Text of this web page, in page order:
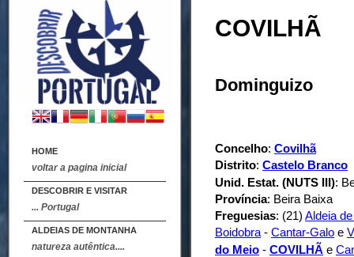
HOME
voltar a pagina inicial
DESCOBRIR E VISITAR
... Portugal
ALDEIAS DE MONTANHA
natureza autêntica....
COVILHÃ
Dominguizo
Concelho: Covilhã
Distrito: Castelo Branco
Unid. Estat. (NUTS III):
Província: Beira Baixa
Freguesias: (21) Aldeia
Boidobra - Cantar-Galo e
do Meio - COVILHÃ e